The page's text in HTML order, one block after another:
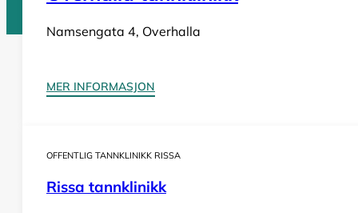
Namsengata 4, Overhalla
MER INFORMASJON
OFFENTLIG TANNKLINIKK RISSA
Rissa tannklinikk
Design og utvikling avNowhere